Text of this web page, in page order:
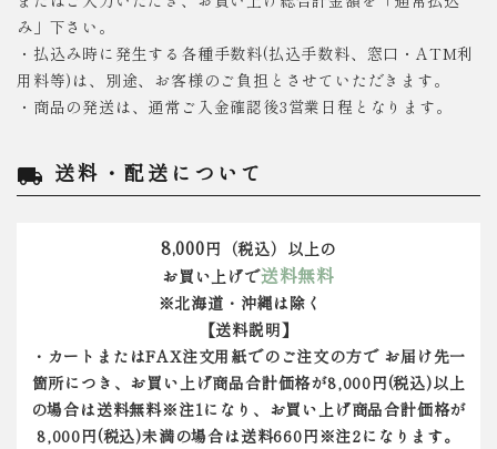
み」下さい。
・払込み時に発生する各種手数料(払込手数料、窓口・ATM利
用料等)は、別途、お客様のご負担とさせていただきます。
・商品の発送は、通常ご入金確認後3営業日程となります。
local_shipping 送料・配送について
8,000円（税込）以上の
お買い上げで送料無料
※北海道・沖縄は除く
【送料説明】
・カートまたはFAX注文用紙でのご注文の方で お届け先一
箇所につき、お買い上げ商品合計価格が8,000円(税込)以上
の場合は送料無料※注1になり、お買い上げ商品合計価格が
8,000円(税込)未満の場合は送料660円※注2になります。